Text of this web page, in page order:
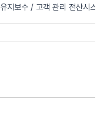
지보수 / 고객 관리 전산시스